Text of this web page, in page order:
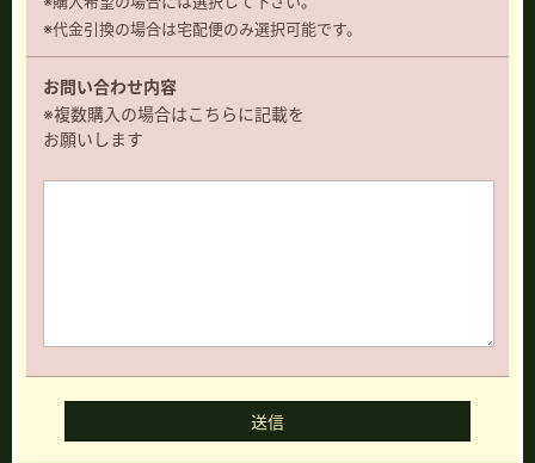
※代金引換の場合は宅配便のみ選択可能です。
お問い合わせ内容
※複数購入の場合はこちらに記載を
お願いします